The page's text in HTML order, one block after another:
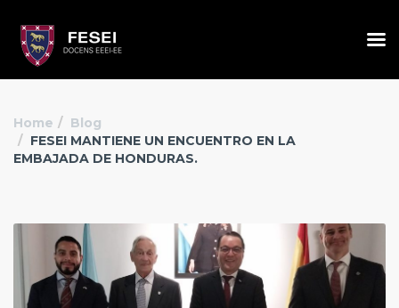
Home
Blog
FESEI MANTIENE UN ENCUENTRO EN LA
EMBAJADA DE HONDURAS.